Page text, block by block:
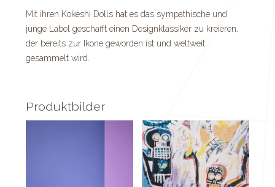
Mit ihren Kokeshi Dolls hat es das sympathische und
junge Label geschafft einen Designklassiker zu kreieren,
der bereits zur Ikone geworden ist und weltweit
gesammelt wird.
Produktbilder